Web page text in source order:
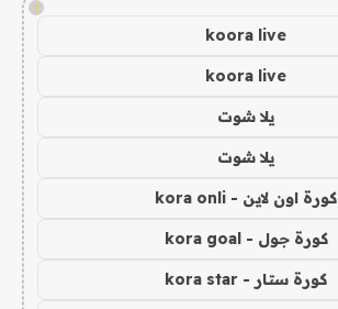
!
koora live
koora live
يلا شوت
يلا شوت
كورة اون لاين - kora onli
كورة جول - kora goal
كورة ستار - kora star